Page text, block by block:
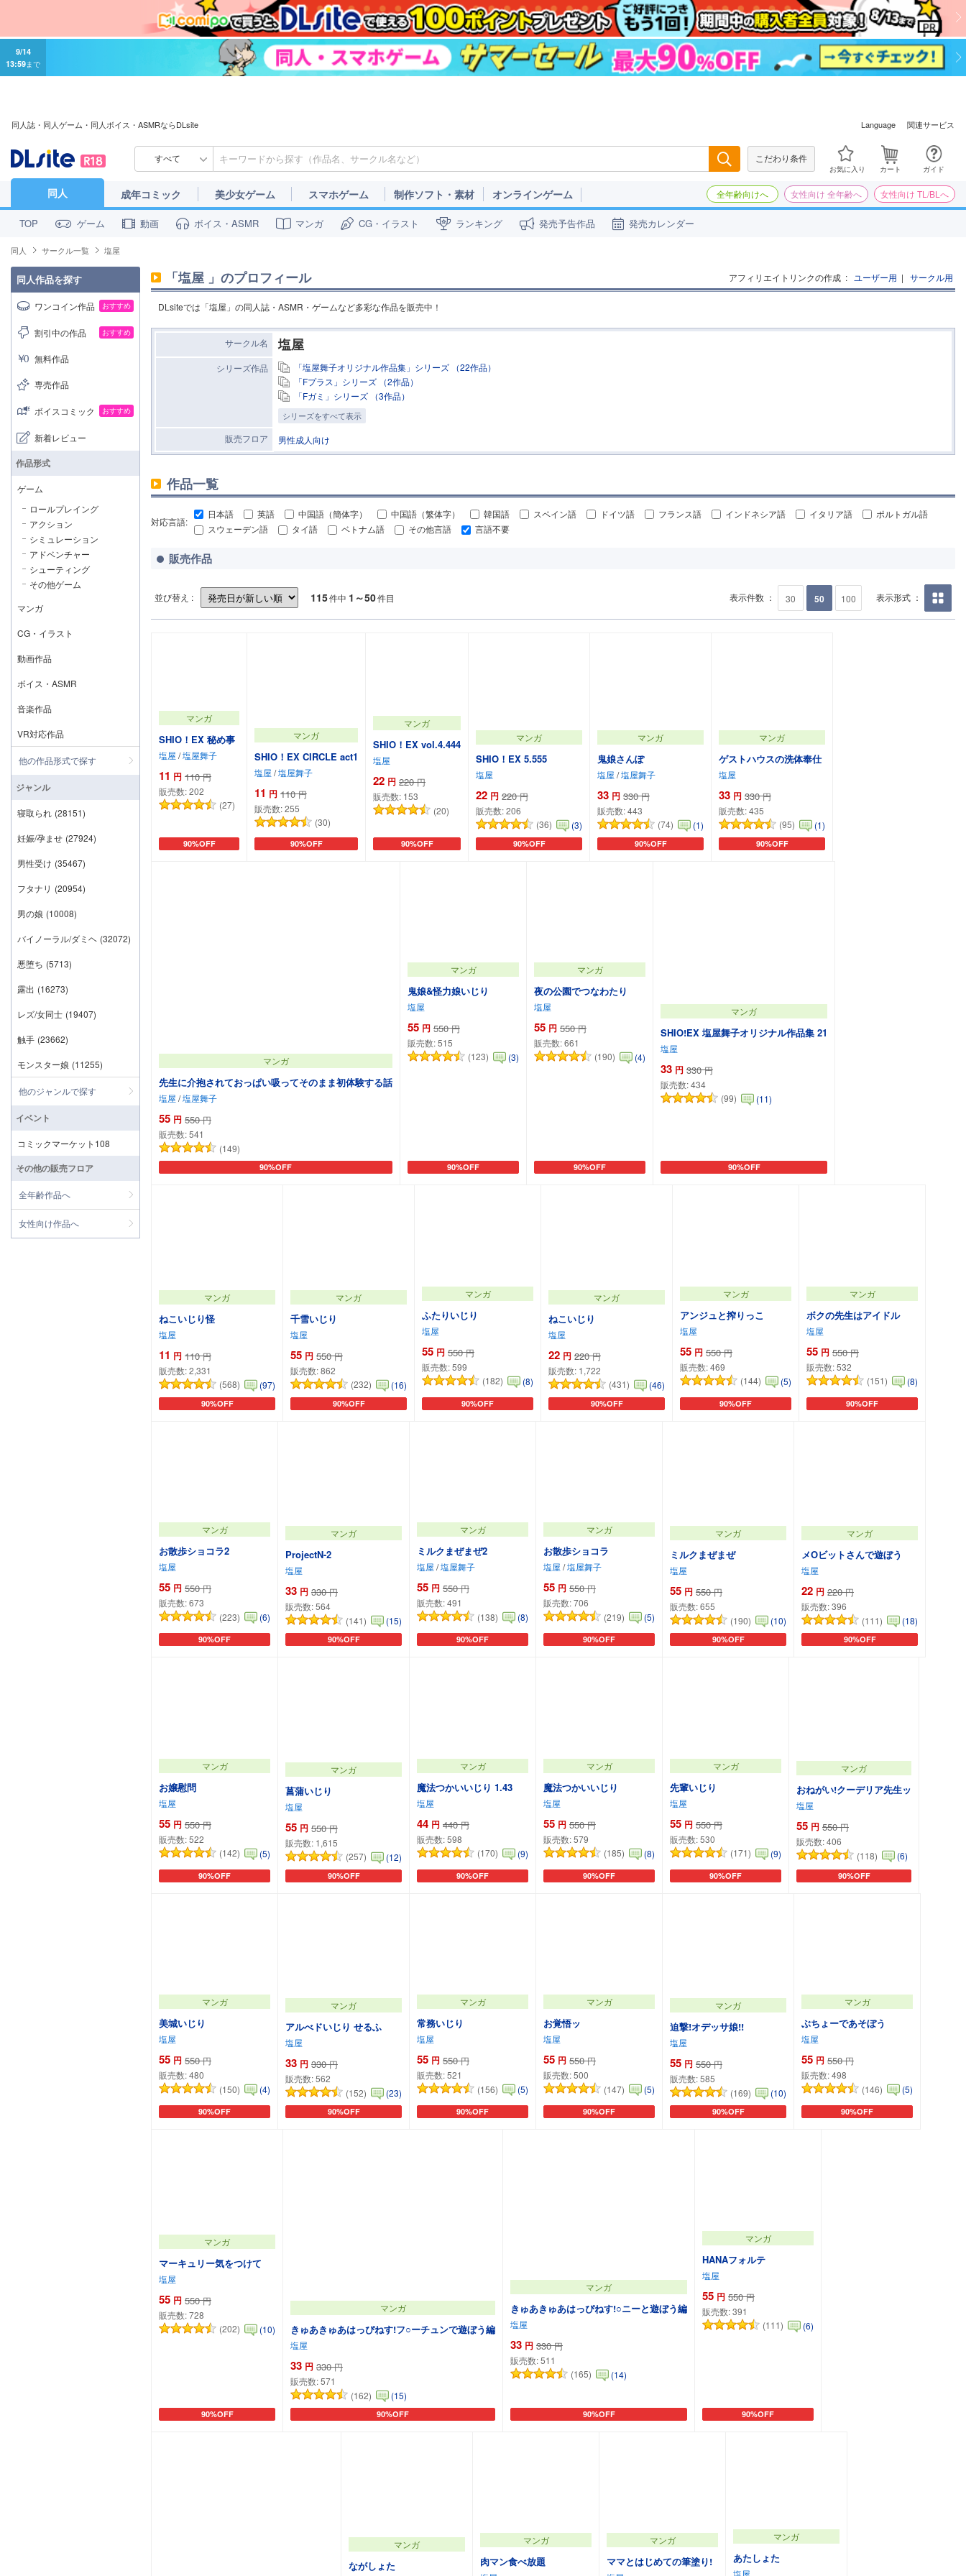
9/14
13:59まで
同人誌・同人ゲーム・同人ボイス・ASMRならDLsite Language 関連サービス
すべて こだわり条件
お気に入り カート ガイド
同人 成年コミック 美少女ゲーム スマホゲーム 制作ソフト・素材 オンラインゲーム 全年齢向けへ 女性向け 全年齢へ 女性向け TL/BLへ
TOP ゲーム 動画 ボイス・ASMR マンガ CG・イラスト ランキング 発売予告作品 発売カレンダー
同人 サークル一覧 塩屋
「塩屋 」のプロフィール アフィリエイトリンクの作成 : ユーザー用 | サークル用
DLsiteでは「塩屋」の同人誌・ASMR・ゲームなど多彩な作品を販売中！
サークル名 塩屋
シリーズ作品
「塩屋舞子オリジナル作品集」シリーズ （22作品）
「Fプラス」シリーズ （2作品）
「Fガミ」シリーズ （3作品）
シリーズをすべて表示
販売フロア 男性成人向け
作品一覧
対応言語:
日本語 英語 中国語（簡体字） 中国語（繁体字） 韓国語 スペイン語 ドイツ語 フランス語 インドネシア語 イタリア語
ポルトガル語
スウェーデン語
タイ語 ベトナム語 その他言語 言語不要
販売作品
並び替え : 115件中 1～50件目
表示形式 ：
画像の
30 50 100
表示件数 ：
マンガ
SHIO！EX 秘め事
塩屋 /塩屋舞子
11 円 110 円
販売数:202
(27)
90%OFF
カートに追加
マンガ
SHIO！EX CIRCLE act1
塩屋 /塩屋舞子
11 円 110 円
販売数:255
(30)
90%OFF
カートに追加
マンガ
SHIO！EX vol.4.444
塩屋
22 円 220 円
販売数: 153
(20)
90%OFF
カートに追加
マンガ
SHIO！EX 5.555
塩屋
22 円 220 円
販売数:206
(36)
(3)
90%OFF
カートに追加
マンガ
鬼娘さんぽ
塩屋 /塩屋舞子
33 円 330 円
販売数:443
(74)
(1)
90%OFF
カートに追加
マンガ
ゲストハウスの洗体奉仕
塩屋
33 円 330 円
販売数:435
(95)
(1)
90%OFF
カートに追加
マンガ
先生に介抱されておっぱい吸ってそのまま初体験する話
塩屋 /塩屋舞子
55 円 550 円
販売数:541
(149)
90%OFF
カートに追加
マンガ
鬼娘&怪力娘いじり
塩屋
55 円 550 円
販売数:515
(123)
(3)
90%OFF
カートに追加
マンガ
夜の公園でつなわたり
塩屋
55 円 550 円
販売数:661
(190)
(4)
90%OFF
カートに追加
マンガ
SHIO!EX 塩屋舞子オリジナル作品集 21
塩屋
33 円 330 円
販売数:434
(99)
(11)
90%OFF
カートに追加
マンガ
ねこいじり怪
塩屋
11 円 110 円
販売数:2,331
(568)
(97)
90%OFF
カートに追加
マンガ
千雪いじり
塩屋
55 円 550 円
販売数:862
(232)
(16)
90%OFF
カートに追加
マンガ
ふたりいじり
塩屋
55 円 550 円
販売数:599
(182)
(8)
90%OFF
カートに追加
マンガ
ねこいじり
塩屋
22 円 220 円
販売数: 1,722
(431)
(46)
90%OFF
カートに追加
マンガ
アンジュと搾りっこ
塩屋
55 円 550 円
販売数:469
(144)
(5)
90%OFF
カートに追加
マンガ
ボクの先生はアイドル
塩屋
55 円 550 円
販売数:532
(151)
(8)
90%OFF
カートに追加
マンガ
お散歩ショコラ2
塩屋
55 円 550 円
販売数:673
(223)
(6)
90%OFF
カートに追加
マンガ
ProjectN-2
塩屋
33 円 330 円
販売数:564
(141)
(15)
90%OFF
カートに追加
マンガ
ミルクまぜまぜ2
塩屋 /塩屋舞子
55 円 550 円
販売数:491
(138)
(8)
90%OFF
カートに追加
マンガ
お散歩ショコラ
塩屋 /塩屋舞子
55 円 550 円
販売数:706
(219)
(5)
90%OFF
カートに追加
マンガ
ミルクまぜまぜ
塩屋
55 円 550 円
販売数:655
(190)
(10)
90%OFF
カートに追加
マンガ
メOビットさんで遊ぼう
塩屋
22 円 220 円
販売数:396
(111)
(18)
90%OFF
カートに追加
マンガ
お嬢慰問
塩屋
55 円 550 円
販売数:522
(142)
(5)
90%OFF
カートに追加
マンガ
菖蒲いじり
塩屋
55 円 550 円
販売数: 1,615
(257)
(12)
90%OFF
カートに追加
マンガ
魔法つかいいじり 1.43
塩屋
44 円 440 円
販売数:598
(170)
(9)
90%OFF
カートに追加
マンガ
魔法つかいいじり
塩屋
55 円 550 円
販売数:579
(185)
(8)
90%OFF
カートに追加
マンガ
先輩いじり
塩屋
55 円 550 円
販売数:530
(171)
(9)
90%OFF
カートに追加
マンガ
おねがい!クーデリア先生ッ
塩屋
55 円 550 円
販売数:406
(118)
(6)
90%OFF
カートに追加
マンガ
美城いじり
塩屋
55 円 550 円
販売数:480
(150)
(4)
90%OFF
カートに追加
マンガ
アルべドいじり せるふ
塩屋
33 円 330 円
販売数:562
(152)
(23)
90%OFF
カートに追加
マンガ
常務いじり
塩屋
55 円 550 円
販売数:521
(156)
(5)
90%OFF
カートに追加
マンガ
お覚悟ッ
塩屋
55 円 550 円
販売数:500
(147)
(5)
90%OFF
カートに追加
マンガ
迫撃!オデッサ娘!!
塩屋
55 円 550 円
販売数:585
(169)
(10)
90%OFF
カートに追加
マンガ
ぶちょーであそぼう
塩屋
55 円 550 円
販売数:498
(146)
(5)
90%OFF
カートに追加
マンガ
マーキュリー気をつけて
塩屋
55 円 550 円
販売数:728
(202)
(10)
90%OFF
カートに追加
マンガ
きゅあきゅあはっぴねす!フ○ーチュンで遊ぼう編
塩屋
33 円 330 円
販売数:571
(162)
(15)
90%OFF
カートに追加
マンガ
きゅあきゅあはっぴねす!○ニーと遊ぼう編
塩屋
33 円 330 円
販売数:511
(165)
(14)
90%OFF
カートに追加
マンガ
HANAフォルテ
塩屋
55 円 550 円
販売数:391
(111)
(6)
90%OFF
カートに追加
マンガ
ながしょた
マンガ
肉マン食べ放題
マンガ
ママとはじめての筆塗り!
マンガ
あたしょた
塩屋
同人作品を探す
ワンコイン作品 おすすめ
割引中の作品 おすすめ
無料作品
専売作品
ボイスコミック おすすめ
新着レビュー
作品形式
ゲーム
ロールプレイング
アクション
シミュレーション
アドベンチャー
シューティング
その他ゲーム
マンガ
CG・イラスト
動画作品
ボイス・ASMR
音楽作品
VR対応作品
他の作品形式で探す
ジャンル
寝取られ (28151)
妊娠/孕ませ (27924)
男性受け (35467)
フタナリ (20954)
男の娘 (10008)
バイノーラル/ダミヘ (32072)
悪堕ち (5713)
露出 (16273)
レズ/女同士 (19407)
触手 (23662)
モンスター娘 (11255)
他のジャンルで探す
イベント
コミックマーケット108
その他の販売フロア
全年齢作品へ
女性向け作品へ